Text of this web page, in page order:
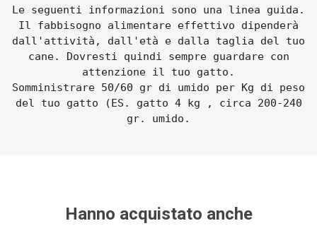
Le seguenti informazioni sono una linea guida.
Il fabbisogno alimentare effettivo dipenderà
dall'attività, dall'età e dalla taglia del tuo
cane. Dovresti quindi sempre guardare con
attenzione il tuo gatto.
Somministrare 50/60 gr di umido per Kg di peso
del tuo gatto (ES. gatto 4 kg , circa 200-240
gr. umido.
Hanno acquistato anche